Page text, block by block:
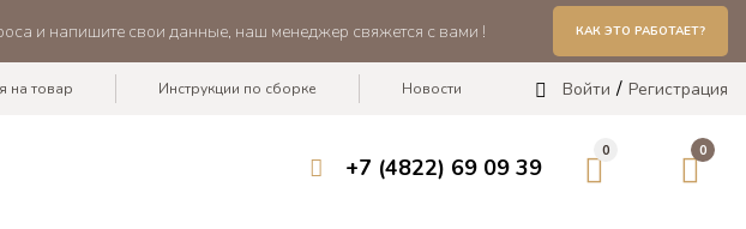
и напишите свои данные, наш менеджер свяжется с вами ! КАК ЭТО РАБОТАЕТ?
Войти Регистрация
на товар Инструкции по сборке Новости
+7 (4822) 69 09 39
0 0